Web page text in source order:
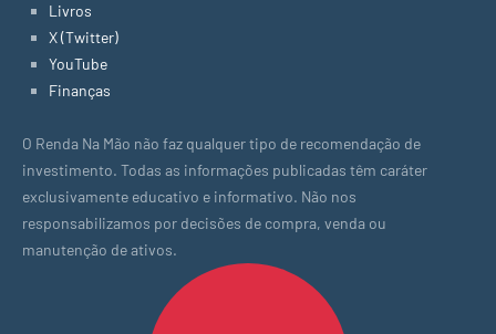
Livros
X (Twitter)
YouTube
Finanças
O Renda Na Mão não faz qualquer tipo de recomendação de
investimento. Todas as informações publicadas têm caráter
exclusivamente educativo e informativo. Não nos
responsabilizamos por decisões de compra, venda ou
manutenção de ativos.